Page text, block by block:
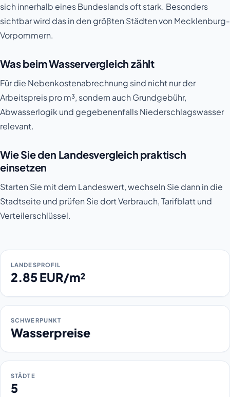
sich innerhalb eines Bundeslands oft stark. Besonders
sichtbar wird das in den größten Städten von Mecklenburg-
Vorpommern.
Was beim Wasservergleich zählt
Für die Nebenkostenabrechnung sind nicht nur der
Arbeitspreis pro m³, sondern auch Grundgebühr,
Abwasserlogik und gegebenenfalls Niederschlagswasser
relevant.
Wie Sie den Landesvergleich praktisch
einsetzen
Starten Sie mit dem Landeswert, wechseln Sie dann in die
Stadtseite und prüfen Sie dort Verbrauch, Tarifblatt und
Verteilerschlüssel.
LANDESPROFIL
2.85 EUR/m²
SCHWERPUNKT
Wasserpreise
STÄDTE
5